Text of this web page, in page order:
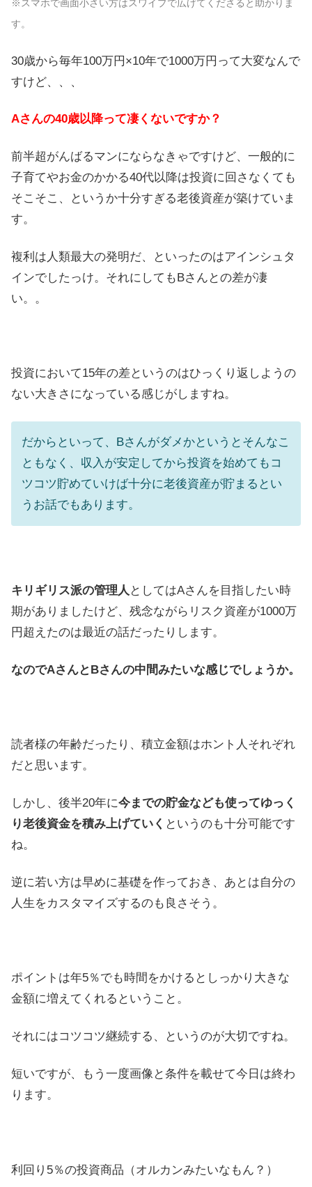
※スマホで画面小さい方はスワイプで広げてくださると助かりま
す。
30歳から毎年100万円×10年で1000万円って大変なんで
すけど、、、
Aさんの40歳以降って凄くないですか？
前半超がんばるマンにならなきゃですけど、一般的に
子育てやお金のかかる40代以降は投資に回さなくても
そこそこ、というか十分すぎる老後資産が築けていま
す。
複利は人類最大の発明だ、といったのはアインシュタ
インでしたっけ。それにしてもBさんとの差が凄
い。。
投資において15年の差というのはひっくり返しようの
ない大きさになっている感じがしますね。
だからといって、Bさんがダメかというとそんなこ
ともなく、収入が安定してから投資を始めてもコ
ツコツ貯めていけば十分に老後資産が貯まるとい
うお話でもあります。
キリギリス派の管理人 としてはAさんを目指したい時
期がありましたけど、残念ながらリスク資産が1000万
円超えたのは最近の話だったりします。
なのでAさんとBさんの中間みたいな感じでしょうか。
読者様の年齢だったり、積立金額はホント人それぞれ
だと思います。
しかし、後半20年に今までの貯金なども使ってゆっく
り老後資金を積み上げていく というのも十分可能です
ね。
逆に若い方は早めに基礎を作っておき、あとは自分の
人生をカスタマイズするのも良さそう。
ポイントは年5％でも時間をかけるとしっかり大きな
金額に増えてくれるということ。
それにはコツコツ継続する、というのが大切ですね。
短いですが、もう一度画像と条件を載せて今日は終わ
ります。
利回り5％の投資商品（オルカンみたいなもん？）